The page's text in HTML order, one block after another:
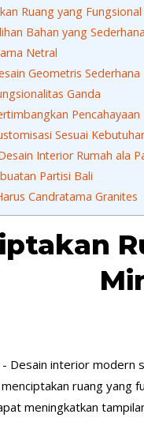
Ruang yang
Bahan yang Sederhana
Netral
Geometris Sederhana
Ganda
Pencahayaan
Sesuai
Interior Rumah ala
Partisi Bali
Candratama Granites
- Desain interior modern
ruang yang
meningkatkan